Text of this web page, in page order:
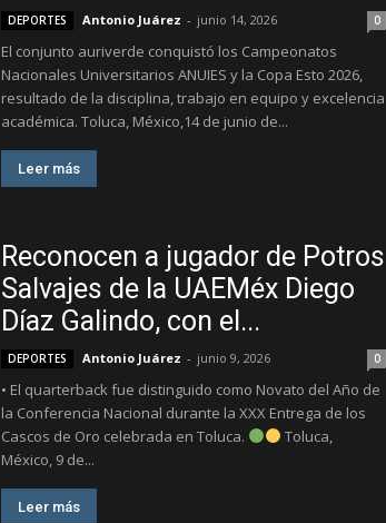
DEPORTES Antonio Juárez - junio 14, 2026 0
El conjunto auriverde conquistó los Campeonatos
Nacionales Universitarios ANUIES y la Copa Esto 2026,
resultado de la disciplina, trabajo en equipo y excelencia
académica. Toluca, México,14 de junio de...
Leer más
Reconocen a jugador de Potros
Salvajes de la UAEMéx Diego
Díaz Galindo, con el...
DEPORTES Antonio Juárez - junio 9, 2026 0
• El quarterback fue distinguido como Novato del Año de
la Conferencia Nacional durante la XXX Entrega de los
Cascos de Oro celebrada en Toluca.
Toluca,
México, 9 de...
Leer más